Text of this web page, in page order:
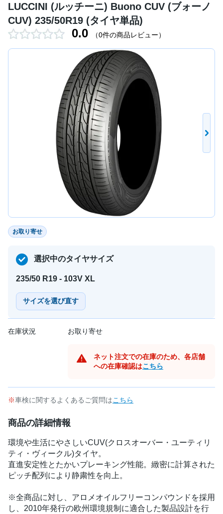
LUCCINI (ルッチーニ) Buono CUV (ブォーノ
CUV) 235/50R19 (タイヤ単品)
0.0 （0件の商品レビュー）
お取り寄せ
選択中のタイヤサイズ
235/50 R19 - 103V XL
サイズを選び直す
在庫状況 お取り寄せ
ネット注文での在庫のため、各店舗
への在庫確認はこちら
車検に関するよくあるご質問はこちら
商品の詳細情報
環境や生活にやさしいCUV(クロスオーバー・ユーティリ
ティ・ヴィークル)タイヤ。
直進安定性とたかいプレーキング性能。緻密に計算された
ピッチ配列により静粛性を向上。
※全商品に対し、アロメオイルフリーコンパウンドを採用
し、2010年発行の欧州環境規制に適合した製品設計を行